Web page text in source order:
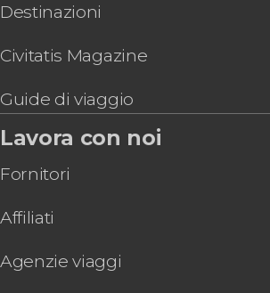
Destinazioni
Civitatis Magazine
Guide di viaggio
Lavora con noi
Fornitori
Affiliati
Agenzie viaggi